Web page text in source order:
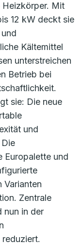
Heizkörper. Mit
12 kW deckt sie
Kältemittel
unterstreichen
Betrieb bei
sie: Die neue
und
Europalette und
Varianten
Zentrale
nun in der